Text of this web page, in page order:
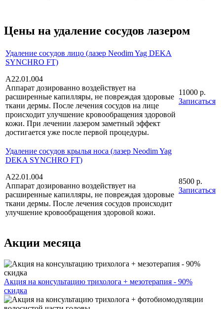
Цены на удаление сосудов лазером
Удаление сосудов лицо (лазер Neodim Yag DEKA
SYNCHRO FT)
A22.01.004
Аппарат дозированно воздействует на
расширенные капилляры, не повреждая здоровые
ткани дермы. После лечения сосудов на лице
происходит улучшение кровообращения здоровой
кожи. При лечении лазером заметный эффект
достигается уже после первой процедуры.
11000 р.
Записаться
Удаление сосудов крылья носа (лазер Neodim Yag
DEKA SYNCHRO FT)
A22.01.004
Аппарат дозированно воздействует на
расширенные капилляры, не повреждая здоровые
ткани дермы. После лечения сосудов происходит
улучшение кровообращения здоровой кожи.
8500 р.
Записаться
Акции месяца
Акция на консультацию трихолога + мезотерапия - 90%
скидка